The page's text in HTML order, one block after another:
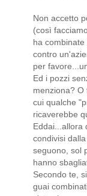
Non accetto
(così
ha
contro
per
Ed i pozzi
menziona?
cui qualche
ricaverebbe
Eddai...allora
condivisi
seguono, sol
hanno
Secondo te,
guai